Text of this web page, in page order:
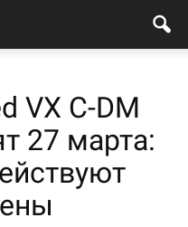
VX C-DM
27 марта: